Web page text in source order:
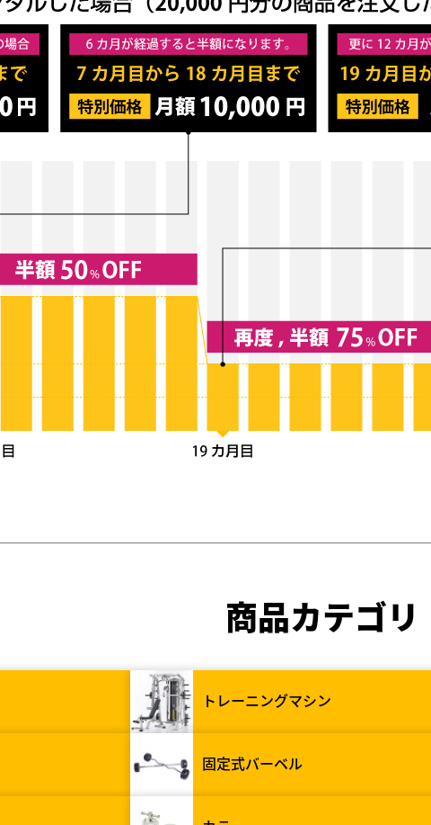
商品カテゴリ
トレーニングマシン
固定式バーベル